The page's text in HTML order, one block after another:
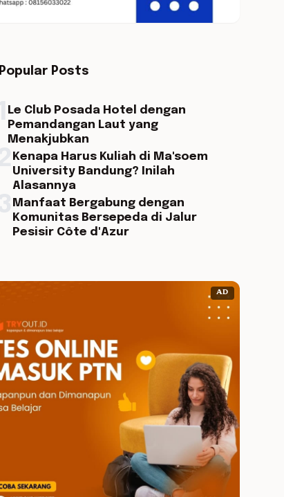
Popular Posts
Le Club Posada Hotel dengan
Pemandangan Laut yang
Menakjubkan
Kenapa Harus Kuliah di Ma'soem
University Bandung? Inilah
Alasannya
Manfaat Bergabung dengan
Komunitas Bersepeda di Jalur
Pesisir Côte d'Azur
AD